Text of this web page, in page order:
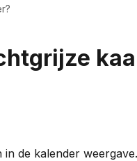
de kalender weergave.